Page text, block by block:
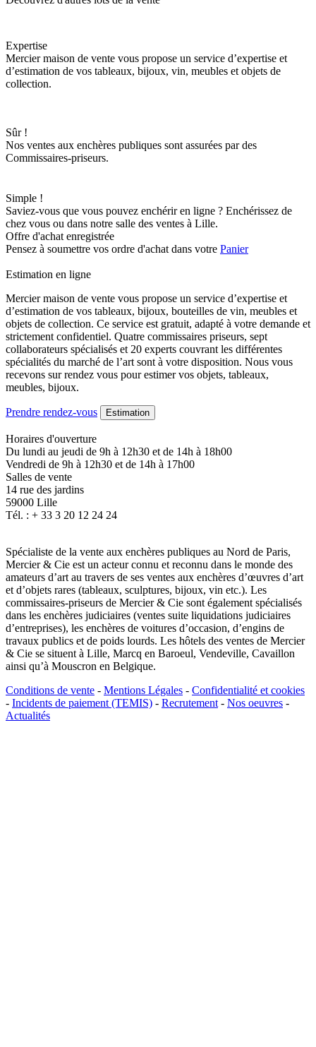
Expertise
Mercier maison de vente vous propose un service d’expertise et
d’estimation de vos tableaux, bijoux, vin, meubles et objets de
collection.
Sûr !
Nos ventes aux enchères publiques sont assurées par des
Commissaires-priseurs.
Simple !
Saviez-vous que vous pouvez enchérir en ligne ? Enchérissez de
chez vous ou dans notre salle des ventes à Lille.
Offre d'achat enregistrée
Pensez à soumettre vos ordre d'achat dans votre Panier
Estimation en ligne
Mercier maison de vente vous propose un service d’expertise et
d’estimation de vos tableaux, bijoux, bouteilles de vin, meubles et
objets de collection. Ce service est gratuit, adapté à votre demande et
strictement confidentiel. Quatre commissaires priseurs, sept
collaborateurs spécialisés et 20 experts couvrant les différentes
spécialités du marché de l’art sont à votre disposition. Nous vous
recevons sur rendez vous pour estimer vos objets, tableaux,
meubles, bijoux.
Prendre rendez-vous Estimation
Horaires d'ouverture
Du lundi au jeudi de 9h à 12h30 et de 14h à 18h00
Vendredi de 9h à 12h30 et de 14h à 17h00
Salles de vente
14 rue des jardins
59000 Lille
Tél. : + 33 3 20 12 24 24
Spécialiste de la vente aux enchères publiques au Nord de Paris,
Mercier & Cie est un acteur connu et reconnu dans le monde des
amateurs d’art au travers de ses ventes aux enchères d’œuvres d’art
et d’objets rares (tableaux, sculptures, bijoux, vin etc.). Les
commissaires-priseurs de Mercier & Cie sont également spécialisés
dans les enchères judiciaires (ventes suite liquidations judiciaires
d’entreprises), les enchères de voitures d’occasion, d’engins de
travaux publics et de poids lourds. Les hôtels des ventes de Mercier
& Cie se situent à Lille, Marcq en Baroeul, Vendeville, Cavaillon
ainsi qu’à Mouscron en Belgique.
Conditions de vente - Mentions Légales - Confidentialité et cookies
- Incidents de paiement (TEMIS) - Recrutement- Nos oeuvres -
Actualités